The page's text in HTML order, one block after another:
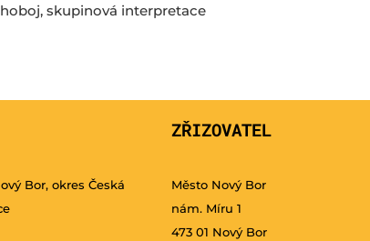
skupinová interpretace
Bor, okres Česká
ZŘIZOVATEL
Město Nový Bor
nám. Míru 1
473 01 Nový Bor